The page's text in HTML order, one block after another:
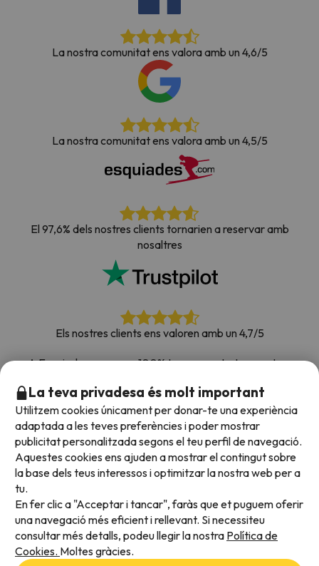
La nostra comunitat ens valora amb un 4,6/5
La nostra comunitat ens valora amb un 4,5/5
El 97,6% dels nostres clients tornarien a reservar amb
nosaltres
Els nostres clients ens valoren amb un 4,7/5
A Esquiades.com som 100% transparents. Les nostres
opinió, totes les enquestes que rebem i que publiquem a la
web són de clients reals.
Confia en nosaltres|Hem portat de viatge més de
700.000 persones a la neu.
Acceptem
La teva privadesa és molt important
Utilitzem cookies únicament per donar-te una experiència
adaptada a les teves preferències i poder mostrar
publicitat personalitzada segons el teu perfil de navegació.
Aquestes cookies ens ajuden a mostrar el contingut sobre
la base dels teus interessos i optimitzar la nostra web per a
tu.
En fer clic a "Acceptar i tancar", faràs que et puguem oferir
una navegació més eficient i rellevant. Si necessiteu
consultar més detalls, podeu llegir la nostra Política de
Cookies. Moltes gràcies.